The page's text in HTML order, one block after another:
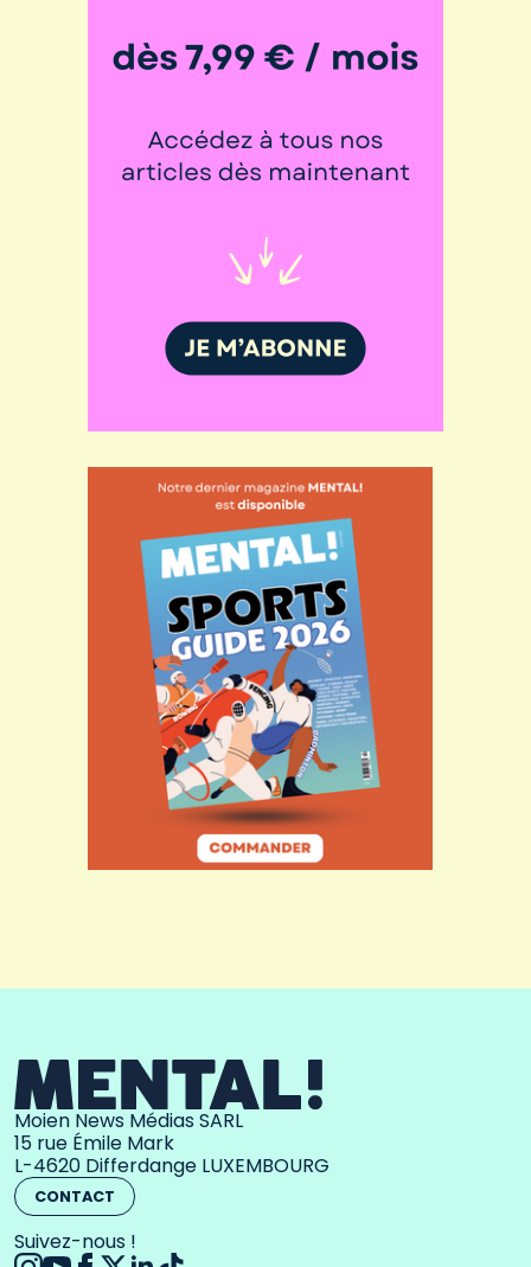
Moien News Médias SARL
15 rue Émile Mark
L-4620 Differdange LUXEMBOURG
CONTACT
Suivez-nous !